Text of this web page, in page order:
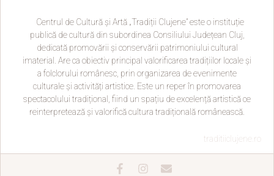
Centrul de Cultură și Artă „Tradiții Clujene” este o instituție
publică de cultură din subordinea Consiliului Județean Cluj,
dedicată promovării și conservării patrimoniului cultural
imaterial. Are ca obiectiv principal valorificarea tradițiilor locale și
a folclorului românesc, prin organizarea de evenimente
culturale și activități artistice. Este un reper în promovarea
spectacolului tradițional, fiind un spațiu de excelență artistică ce
reinterpretează și valorifică cultura tradițională românească.
traditiiclujene.ro